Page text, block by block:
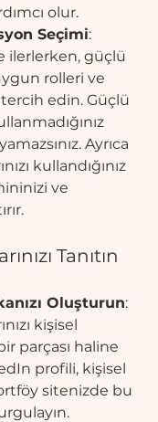
olur.
Seçimi:
ilerlerken, güçlü
rolleri ve
tercih edin. Güçlü
Ayrıca
kullandığınız
ve
Tanıtın
Oluşturun:
kişisel
parçası haline
profili, kişisel
sitenizde bu